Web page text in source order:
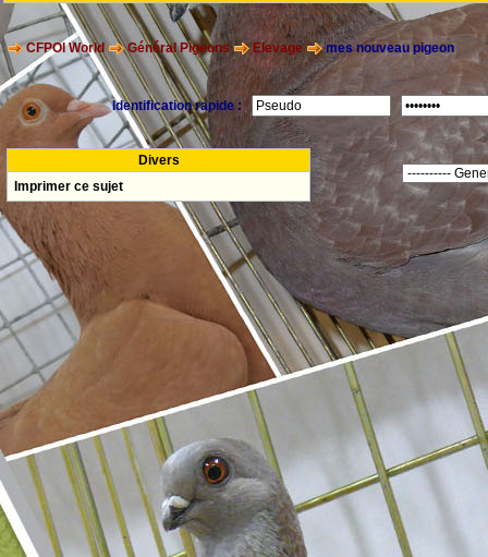
CFPOI World Général Pigeons Elevage mes nouveau pigeon
Identification rapide :
Divers
Imprimer ce sujet